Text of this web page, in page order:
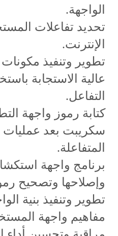
الواجهة.
تحديد تفاعلات
الإنترنت.
تطوير وتنفيذ
عالية الاستجابة
التفاعل.
كتابة رموز واجهة
سكريبت بعد عمليات
المتفاعلة.
برنامج واجهة
وإصلاحها وتصحيح
تطوير وتنفيذ بنية
مفاهيم واجهة